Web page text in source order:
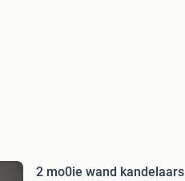
2 mo0ie wand kandelaars